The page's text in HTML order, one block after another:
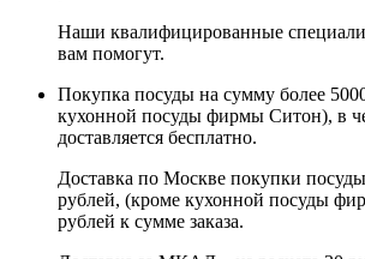
Наши квалифицированные
вам помогут.
Покупка посуды на сумму более
кухонной посуды фирмы Ситон), в
доставляется бесплатно.
Доставка по Москве покупки
рублей, (кроме кухонной посуды
рублей к сумме заказа.